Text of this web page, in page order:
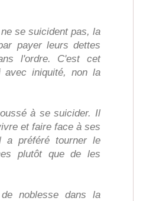
se suicident pas, la
payer leurs dettes
l'ordre. C'est cet
avec iniquité, non la
à se suicider. Il
et faire face à ses
a préféré tourner le
plutôt que de les
noblesse dans la